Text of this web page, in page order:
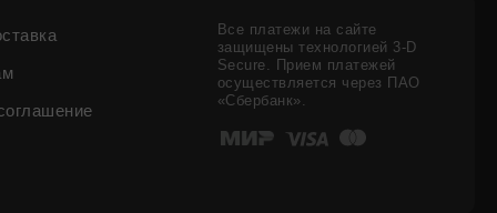
Все платежи на сайте
защищены технологией 3-D
Secure. Прием платежей
осуществляется через ПАО
«Сбербанк».